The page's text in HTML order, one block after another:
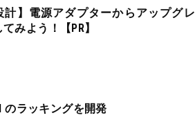
計】電源アダプターからアップグレ
みよう！【PR】
のラッキングを開発